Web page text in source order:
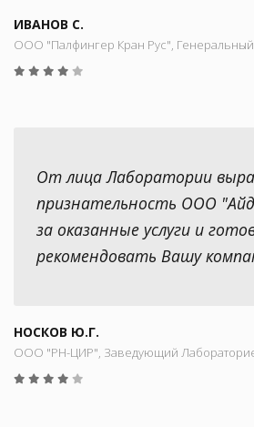
ИВАНОВ С.
ООО "Палфингер Кран Рус", Генеральный
От лица Лаборатории
признательность ООО
за оказанные услуги и
рекомендовать Вашу
НОСКОВ Ю.Г.
ООО "РН-ЦИР", Заведующий